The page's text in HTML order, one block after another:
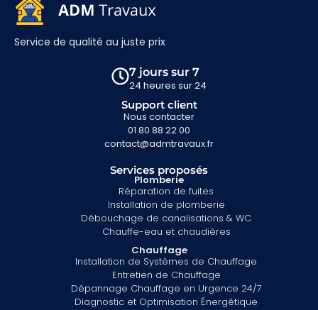
Service de qualité au juste prix
7 jours sur 7
24 heures sur 24
Support client
Nous contacter
01 80 88 22 00
contact@admtravaux.fr
Services proposés
Plomberie
Réparation de fuites
Installation de plomberie
Débouchage de canalisations & WC
Chauffe-eau et chaudières
Chauffage
Installation de Systèmes de Chauffage
Entretien de Chauffage
Dépannage Chauffage en Urgence 24/7
Diagnostic et Optimisation Énergétique